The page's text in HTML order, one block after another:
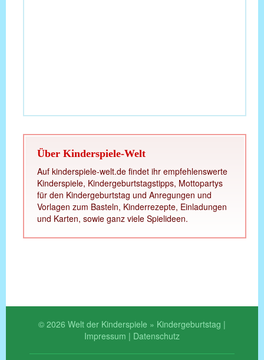
Über Kinderspiele-Welt
Auf kinderspiele-welt.de findet ihr empfehlenswerte
Kinderspiele, Kindergeburtstagstipps, Mottopartys
für den Kindergeburtstag und Anregungen und
Vorlagen zum Basteln, Kinderrezepte, Einladungen
und Karten, sowie ganz viele Spielideen.
© 2026 Welt der Kinderspiele » Kindergeburtstag |
Impressum | Datenschutz